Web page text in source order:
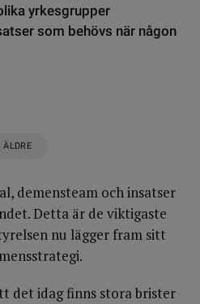
yrkesgrupper
som behövs när någon
ÄLDRE
demensteam och insatser
Detta är de viktigaste
nu lägger fram sitt
det idag finns stora brister